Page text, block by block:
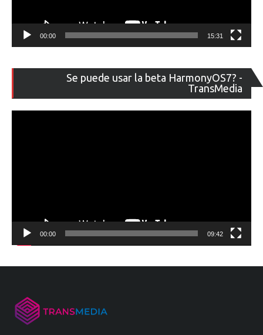
00:00 15:31
Se puede usar la beta HarmonyOS7? -
TransMedia
de
00:00 09:42